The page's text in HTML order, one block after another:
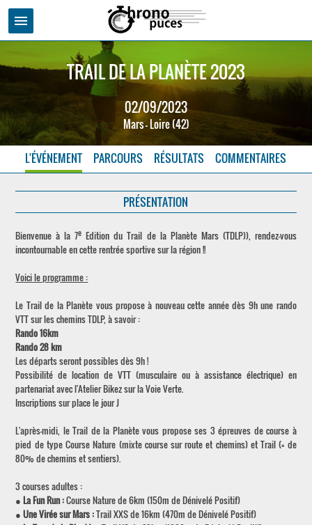
menu
TRAIL DE LA PLANÈTE 2023
02/09/2023
Mars - Loire (42)
L'ÉVÉNEMENT PARCOURS RÉSULTATS COMMENTAIRES
PRÉSENTATION
Bienvenue à la 7e Edition du Trail de la Planète Mars (TDLP)), rendez-vous
incontournable en cette rentrée sportive sur la région !!
Voici le programme :
Le Trail de la Planète vous propose à nouveau cette année dès 9h une rando
VTT sur les chemins TDLP, à savoir :
Rando 16km
Rando 28 km
Les départs seront possibles dès 9h !
Possibilité de location de VTT (musculaire ou à assistance électrique) en
partenariat avec l'Atelier Bikez sur la Voie Verte.
Inscriptions sur place le jour J
L'après-midi, le Trail de la Planète vous propose ses 3 épreuves de course à
pied de type Course Nature (mixte course sur route et chemins) et Trail (+ de
80% de chemins et sentiers).
3 courses adultes :
●La Fun Run :Course Nature de 6km (150m de Dénivelé Positif)
●Une Virée sur Mars :Trail XXS de 16km (470m de Dénivelé Positif)